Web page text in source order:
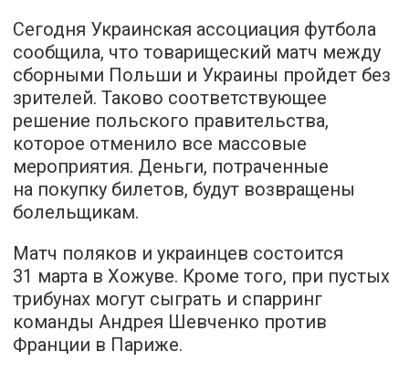
Сегодня Украинская ассоциация футбола
сообщила, что товарищеский матч между
сборными Польши и Украины пройдет без
зрителей. Таково соответствующее
решение польского правительства,
которое отменило все массовые
мероприятия. Деньги, потраченные
на покупку билетов, будут возвращены
болельщикам.
Матч поляков и украинцев состоится
31 марта в Хожуве. Кроме того, при пустых
трибунах могут сыграть и спарринг
команды Андрея Шевченко против
Франции в Париже.